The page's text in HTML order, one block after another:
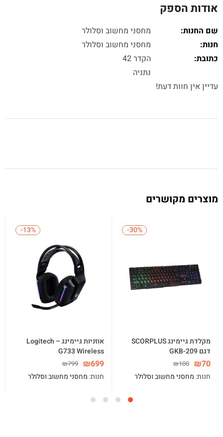
אודות הספק
שם החנות:
מחסני מחשוב וסלולר
חנות:
מחסני מחשוב וסלולר
כתובת:
הקדר 42
נתניה
עדיין אין חוות דעת!
מוצרים מקושרים
-30%
מקלדת גיימינג SCORPLUS
דגם GKB-209
₪70
₪100
חנות: מחסני מחשוב וסלולר
-13%
אוזניות גיימינג – Logitech
G733 Wireless
₪699
₪799
חנות: מחסני מחשוב וסלולר